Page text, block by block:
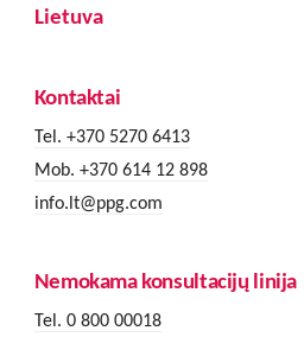
Lietuva
Kontaktai
Tel. +370 5270 6413
Mob. +370 614 12 898
info.lt@ppg.com
Nemokama konsultacijų linija
Tel. 0 800 00018